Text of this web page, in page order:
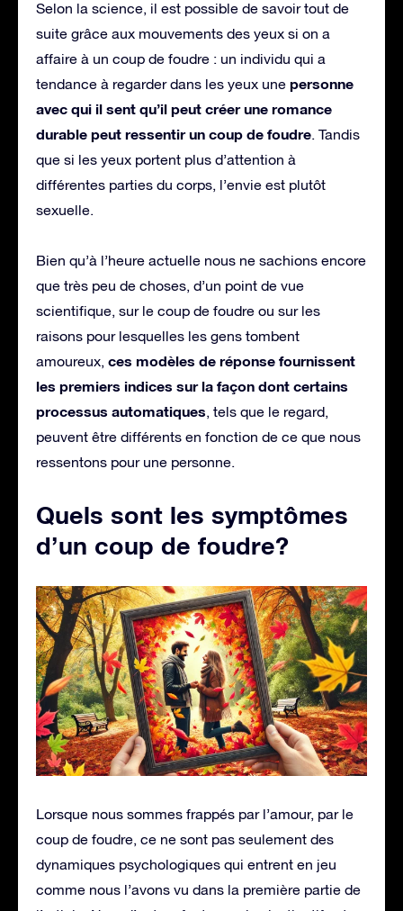
Selon la science, il est possible de savoir tout de
suite grâce aux mouvements des yeux si on a
affaire à un coup de foudre : un individu qui a
tendance à regarder dans les yeux une personne
avec qui il sent qu’il peut créer une romance
durable peut ressentir un coup de foudre. Tandis
que si les yeux portent plus d’attention à
différentes parties du corps, l’envie est plutôt
sexuelle.
Bien qu’à l’heure actuelle nous ne sachions encore
que très peu de choses, d’un point de vue
scientifique, sur le coup de foudre ou sur les
raisons pour lesquelles les gens tombent
amoureux, ces modèles de réponse fournissent
les premiers indices sur la façon dont certains
processus automatiques, tels que le regard,
peuvent être différents en fonction de ce que nous
ressentons pour une personne.
Quels sont les symptômes
d’un coup de foudre?
Lorsque nous sommes frappés par l’amour, par le
coup de foudre, ce ne sont pas seulement des
dynamiques psychologiques qui entrent en jeu
comme nous l’avons vu dans la première partie de